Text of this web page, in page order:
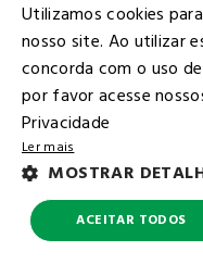
Utilizamos cookies
nosso site. Ao utilizar
concorda com o uso
por favor acesse
Privacidade
Ler mais
MOSTRAR
ACEITAR TODOS